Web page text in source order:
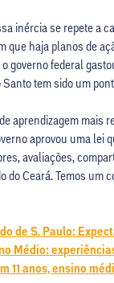
inércia se repete a
que haja planos de
o governo federal
tem sido um
aprendizagem mais
aprovou uma lei
avaliações,
do Ceará. Temos um
de S. Paulo:
Médio:
11 anos, ensino